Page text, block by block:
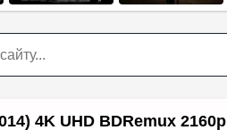
4K UHD BDRemux 2160p